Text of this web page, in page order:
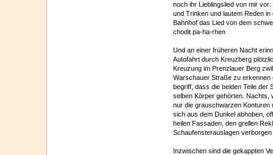
noch ihr Lieblingslied von mir
und Trinken und lautem Reden
Bahnhof das Lied von dem
chodit pa-ha-rhen
Und an einer früheren Nacht
Autofahrt durch Kreuzberg
Kreuzung im Prenzlauer Berg
Warschauer Straße zu erkennen
begriff, dass die beiden Teile der
selben Körper gehörten. Nachts,
nur die grauschwarzen Konturen
sich aus dem Dunkel abhoben,
heilen Fassaden, den grellen
Schaufensterauslagen verborgen
Inzwischen sind die gekappten